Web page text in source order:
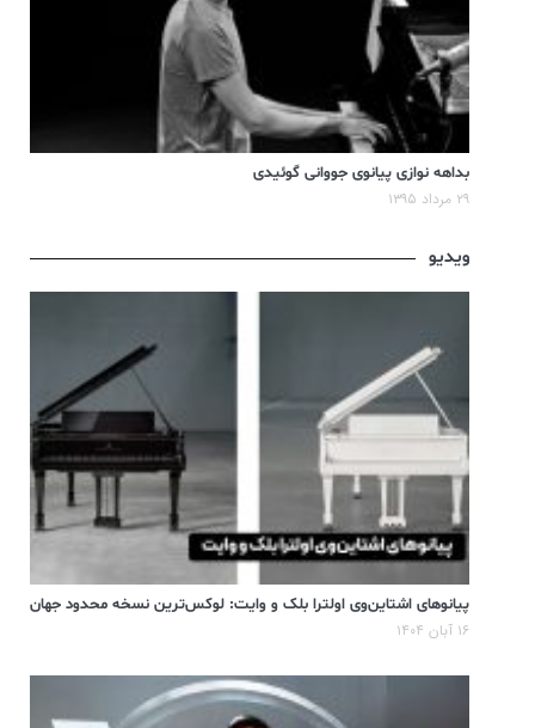
بداهه نوازی پیانوی جووانی گوئیدی
۲۹ مرداد ۱۳۹۵
ویدیو
پیانوهای اشتاین‌وی اولترا بلک و وایت: لوکس‌ترین نسخه محدود جهان
۱۶ آبان ۱۴۰۴